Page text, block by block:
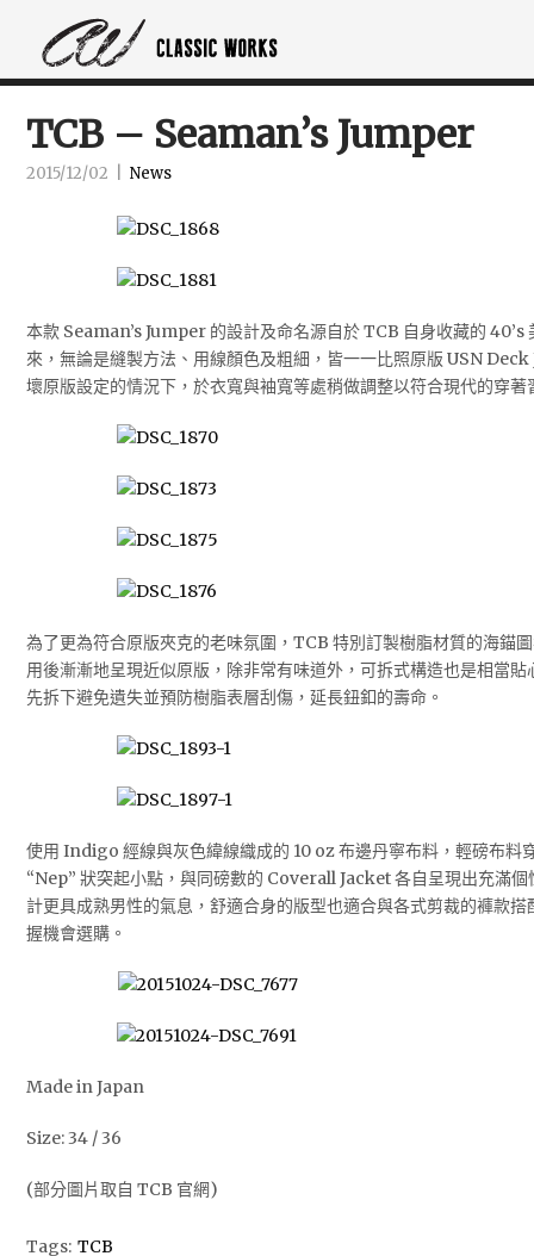
TCB – Seaman’s Jumper
2015/12/02 News
本款 Seaman’s Jumper 的設計及命名源自於 TCB 自身收藏的
來，無論是縫製方法、用線顏色及粗細，皆一一比照原版 USN
壞原版設定的情況下，於衣寬與袖寬等處稍做調整以符合現代的穿著
為了更為符合原版夾克的老味氛圍，TCB 特別訂製樹脂材質的海錨
用後漸漸地呈現近似原版，除非常有味道外，可拆式構造也是相當
先拆下避免遺失並預防樹脂表層刮傷，延長鈕釦的壽命。
使用 Indigo 經線與灰色緯線織成的 10 oz 布邊丹寧布料，輕磅布料
“Nep” 狀突起小點，與同磅數的 Coverall Jacket 各自呈現出充滿
計更具成熟男性的氣息，舒適合身的版型也適合與各式剪裁的褲款
握機會選購。
Made in Japan
Size: 34 / 36
(部分圖片取自 TCB 官網)
Tags: TCB